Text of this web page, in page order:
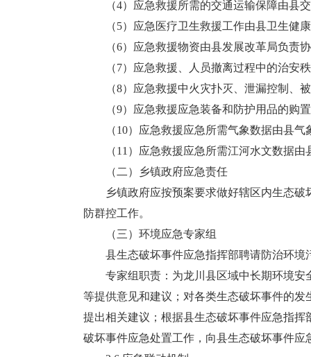
（4）应急救援所需的交通运输保障由县交
（5）应急医疗卫生救援工作由县卫生健康
（6）应急救援物资由县发展改革局负责
（7）应急救援、人员撤离过程中的治安秩
（8）应急救援中火灾扑灭、泄漏控制、被
（9）应急救援应急装备和防护用品的购置
（10）应急救援应急所需气象数据由县气
（11）应急救援应急所需江河水文数据由
（二）乡镇政府应急责任
乡镇政府应按预案要求做好辖区内生态破
防群控工作。
（三）环境应急专家组
县生态破坏事件应急指挥部聘请防治环境
专家组职责：为龙川县区域中长期环境安
等提供意见和建议；对各类生态破坏事件的
提出相关建议；根据县生态破坏事件应急指
破坏事件应急处置工作，向县生态破坏事件